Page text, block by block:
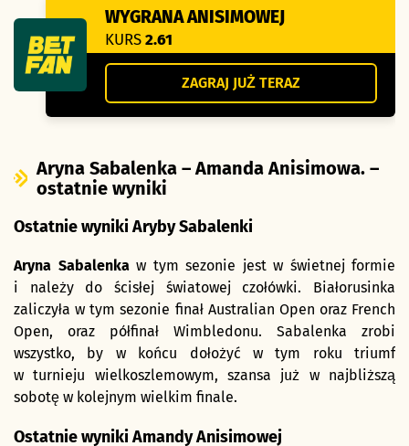
WYGRANA ANISIMOWEJ
KURS 2.61
ZAGRAJ JUŻ TERAZ
Aryna Sabalenka – Amanda Anisimowa. –
ostatnie wyniki
Ostatnie wyniki Aryby Sabalenki
Aryna Sabalenkaw tym sezonie jest w świetnej formie
i należy do ścisłej światowej czołówki. Białorusinka
zaliczyła w tym sezonie finał Australian Open oraz French
Open, oraz półfinał Wimbledonu. Sabalenka zrobi
wszystko, by w końcu dołożyć w tym roku triumf
w turnieju wielkoszlemowym, szansa już w najbliższą
sobotę w kolejnym wielkim finale.
Ostatnie wyniki Amandy Anisimowej